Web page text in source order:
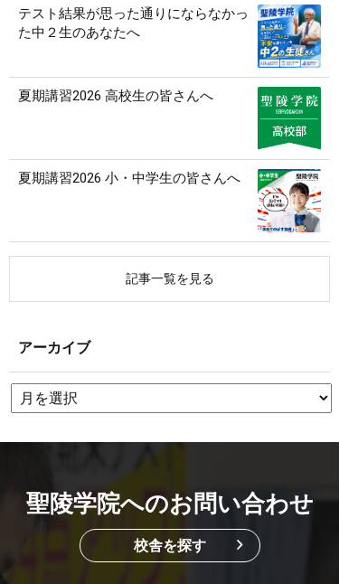
テスト結果が思った通りにならなかっ
た中２生のあなたへ
夏期講習2026 高校生の皆さんへ
夏期講習2026 小・中学生の皆さんへ
記事一覧を見る
アーカイブ
聖陵学院へのお問い合わせ
校舎を探す